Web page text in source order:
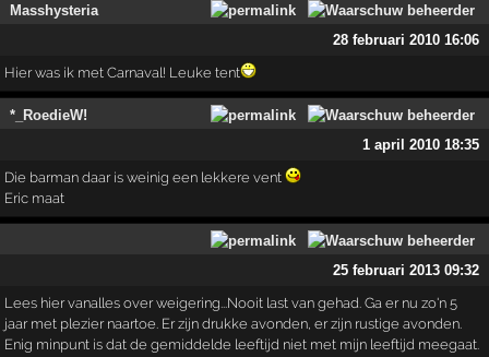
Masshysteria
28 februari 2010 16:06
Hier was ik met Carnaval! Leuke tent
*_RoedieW!
1 april 2010 18:35
Die barman daar is weinig een lekkere vent
Eric maat
25 februari 2013 09:32
Lees hier vanalles over weigering...Nooit last van gehad. Ga er nu zo'n 5
jaar met plezier naartoe. Er zijn drukke avonden, er zijn rustige avonden.
Enig minpunt is dat de gemiddelde leeftijd niet met mijn leeftijd meegaat.